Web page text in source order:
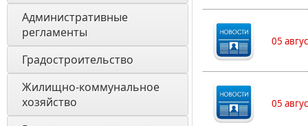
Административные
регламенты
Градостроительство
Жилищно-коммунальное
хозяйство
05
05